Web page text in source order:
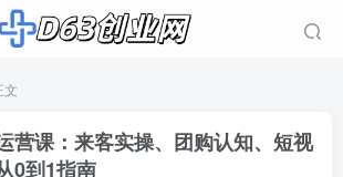
文
营课：来客实操、团购认知、短视
0到1指南